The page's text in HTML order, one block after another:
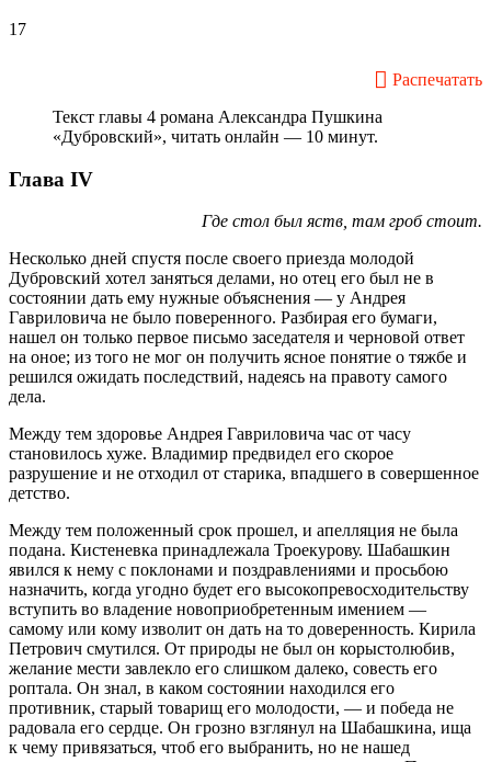
17
Распечатать
Текст главы 4 романа Александра Пушкина
«Дубровский», читать онлайн — 10 минут.
Глава IV
Где стол был яств, там гроб стоит.
Несколько дней спустя после своего приезда молодой
Дубровский хотел заняться делами, но отец его был не в
состоянии дать ему нужные объяснения — у Андрея
Гавриловича не было поверенного. Разбирая его бумаги,
нашел он только первое письмо заседателя и черновой ответ
на оное; из того не мог он получить ясное понятие о тяжбе и
решился ожидать последствий, надеясь на правоту самого
дела.
Между тем здоровье Андрея Гавриловича час от часу
становилось хуже. Владимир предвидел его скорое
разрушение и не отходил от старика, впадшего в совершенное
детство.
Между тем положенный срок прошел, и апелляция не была
подана. Кистеневка принадлежала Троекурову. Шабашкин
явился к нему с поклонами и поздравлениями и просьбою
назначить, когда угодно будет его высокопревосходительству
вступить во владение новоприобретенным имением —
самому или кому изволит он дать на то доверенность. Кирила
Петрович смутился. От природы не был он корыстолюбив,
желание мести завлекло его слишком далеко, совесть его
роптала. Он знал, в каком состоянии находился его
противник, старый товарищ его молодости, — и победа не
радовала его сердце. Он грозно взглянул на Шабашкина, ища
к чему привязаться, чтоб его выбранить, но не нашед